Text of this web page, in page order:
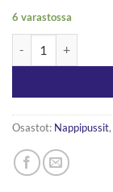
6 varastossa
Osastot: Nappipussit,